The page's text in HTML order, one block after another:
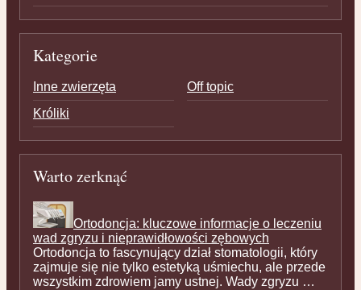
Kategorie
Inne zwierzęta
Króliki
Off topic
Warto zerknąć
Ortodoncja: kluczowe informacje o leczeniu
wad zgryzu i nieprawidłowości zębowych
Ortodoncja to fascynujący dział stomatologii, który
zajmuje się nie tylko estetyką uśmiechu, ale przede
wszystkim zdrowiem jamy ustnej. Wady zgryzu …